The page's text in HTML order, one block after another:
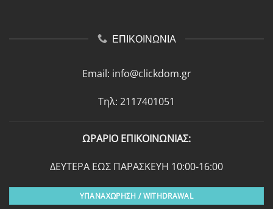
ΕΠΙΚΟΙΝΩΝΙΑ
Email: info@clickdom.gr
Τηλ: 2117401051
ΩΡΑΡΙΟ ΕΠΙΚΟΙΝΩΝΙΑΣ:
ΔΕΥΤΕΡΑ ΕΩΣ ΠΑΡΑΣΚΕΥΗ 10:00-16:00
ΥΠΑΝΑΧΩΡΗΣΗ / WITHDRAWAL